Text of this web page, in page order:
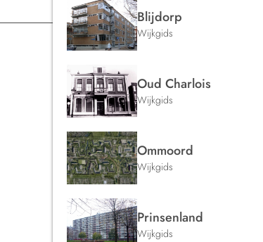
Blijdorp
Wijkgids
Oud Charlois
Wijkgids
Ommoord
Wijkgids
Prinsenland
Wijkgids